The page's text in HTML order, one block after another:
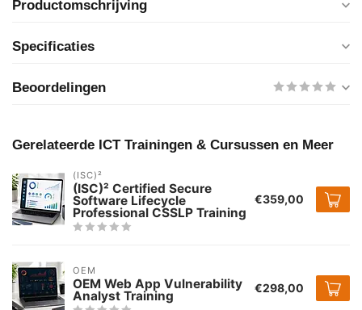
Productomschrijving
Specificaties
Beoordelingen
Gerelateerde ICT Trainingen & Cursussen en Meer
(ISC)²
(ISC)² Certified Secure
Software Lifecycle
Professional CSSLP Training
€359,00
OEM
OEM Web App Vulnerability
Analyst Training €298,00